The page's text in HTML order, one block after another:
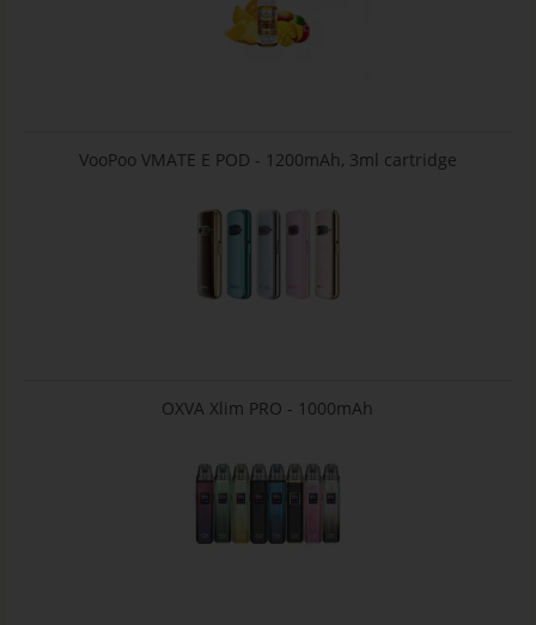
VooPoo VMATE E POD - 1200mAh, 3ml cartridge
OXVA Xlim PRO - 1000mAh